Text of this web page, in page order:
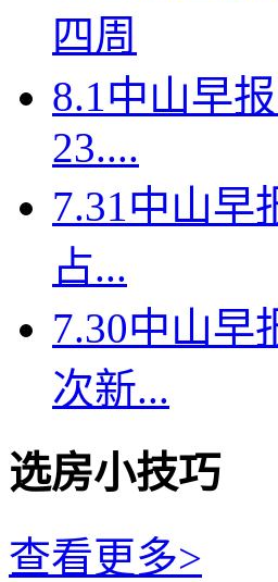
四周
8.1中山早
23....
7.31中山早
占...
7.30中山早
次新...
选房小技巧
查看更多>